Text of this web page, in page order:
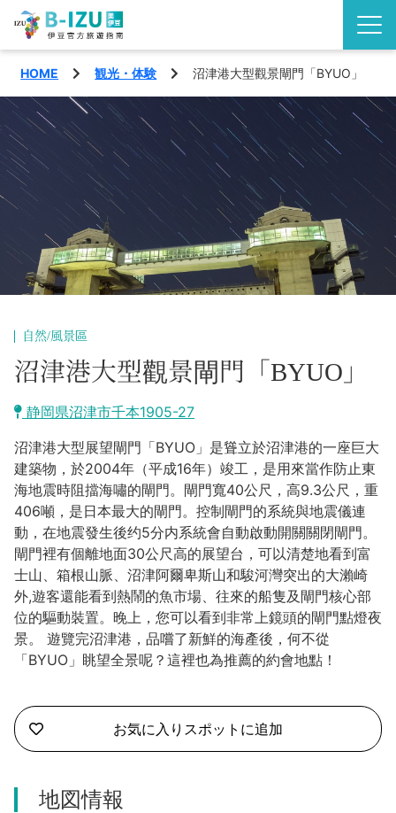
了解伊豆半島
伊豆的看點
觀賞
品味
活動
西伊豆町
松崎町
河津町
東伊豆町
伊東市
南伊豆町
下田市
坎南町
伊豆之國市
特輯
旅遊計畫
交通指南
繁體中文
合同会社説明会
HOME 観光・体験 沼津港大型觀景閘門「BYUO」
自然/風景區
沼津港大型觀景閘門「BYUO」
静岡県沼津市千本1905-27
沼津港大型展望閘門「BYUO」是聳立於沼津港的一座巨大
建築物，於2004年（平成16年）竣工，是用來當作防止東
海地震時阻擋海嘯的閘門。閘門寬40公尺，高9.3公尺，重
406噸，是日本最大的閘門。控制閘門的系統與地震儀連
動，在地震發生後约5分内系統會自動啟動開關關閉閘門。
閘門裡有個離地面30公尺高的展望台，可以清楚地看到富
士山、箱根山脈、沼津阿爾卑斯山和駿河灣突出的大瀨崎
外,遊客還能看到熱鬧的魚市場、往來的船隻及閘門核心部
位的驅動裝置。晚上，您可以看到非常上鏡頭的閘門點燈夜
景。 遊覽完沼津港，品嚐了新鮮的海產後，何不從
「BYUO」眺望全景呢？這裡也為推薦的約會地點！
お気に入りスポットに追加
地図情報